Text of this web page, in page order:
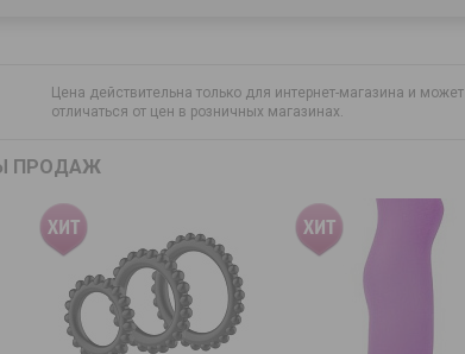
Цена действительна только для интернет-магазина и может
отличаться от цен в розничных магазинах.
ПРОДАЖ